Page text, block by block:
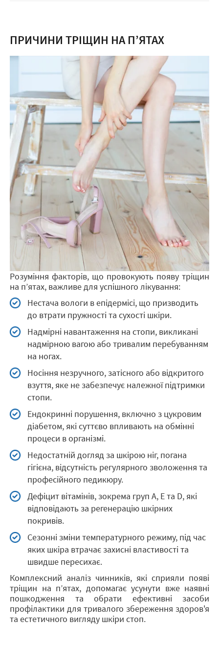
методів.
Процедура зупиняє розвиток запальних
процесів, стимулює швидку регенерацію
тканин та повертає шкірі стоп втрачену
Що входить у професійне лікування
тріщин на п’ятах:
апаратне видалення ороговілих
шарів шкіри стерильними насадками;
дезінфекція зони ураження для
запобігання поширенню інфекцій;
нанесення професійних засобів для
загоєння та відновлення дерми;
контроль стану шкірного покриву під
час кожного візиту;
надання рекомендацій щодо підбору
взуття та засобів для домашнього
Що варто знати:
тривалість сеансу — 30–50 хвилин
(залежно від глибини тріщин);
курс лікування — від 1–7 процедур
для повного відновлення шкіри
ціна у Києві — від 550 гривень.
Кількість процедур зумовлена
необхідністю поступового відновлення
тканин без зайвої травматизації. Глибокі
розриви шкіри потребують поетапного
видалення ороговілих шарів для
стимуляції природної регенерації.
У мережі центрів «Люменіс» до послуг
пацієнтів спеціалісти з великим досвідом
роботи, озброєні сучасними фрезерами
зі стерильними насадками. Для
призначення ефективніших
протигрибкових препаратів
проводиться попередня діагностика
стану п’ят. Усі процедури відповідають
санітарно-гігієнічним нормам та світовим
стандартам у подології.
ПЕРЕВАГИ МЕТОДУ:
Усунення глибоких тріщин
Відсутність болю при ходьбі
Відновлення м'якості шкіри
ПРИЧИНИ ТРІЩИН НА П’ЯТАХ
Розуміння факторів, що провокують появу тріщин
на п’ятах, важливе для успішного лікування:
Нестача вологи в епідермісі, що призводить
до втрати пружності та сухості шкіри.
Надмірні навантаження на стопи, викликані
надмірною вагою або тривалим перебуванням
на ногах.
Носіння незручного, затісного або відкритого
взуття, яке не забезпечує належної підтримки
стопи.
Ендокринні порушення, включно з цукровим
діабетом, які суттєво впливають на обмінні
процеси в організмі.
Недостатній догляд за шкірою ніг, погана
гігієна, відсутність регулярного зволоження та
професійного педикюру.
Дефіцит вітамінів, зокрема груп A, E та D, які
відповідають за регенерацію шкірних
покривів.
Сезонні зміни температурного режиму, під час
яких шкіра втрачає захисні властивості та
швидше пересихає.
Комплексний аналіз чинників, які сприяли появі
тріщин на п’ятах, допомагає усунути вже наявні
пошкодження та обрати ефективні засоби
профілактики для тривалого збереження здоров'я
та естетичного вигляду шкіри стоп.